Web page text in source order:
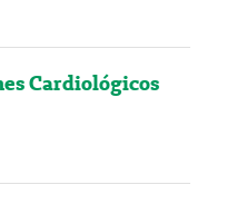
Cardiológicos